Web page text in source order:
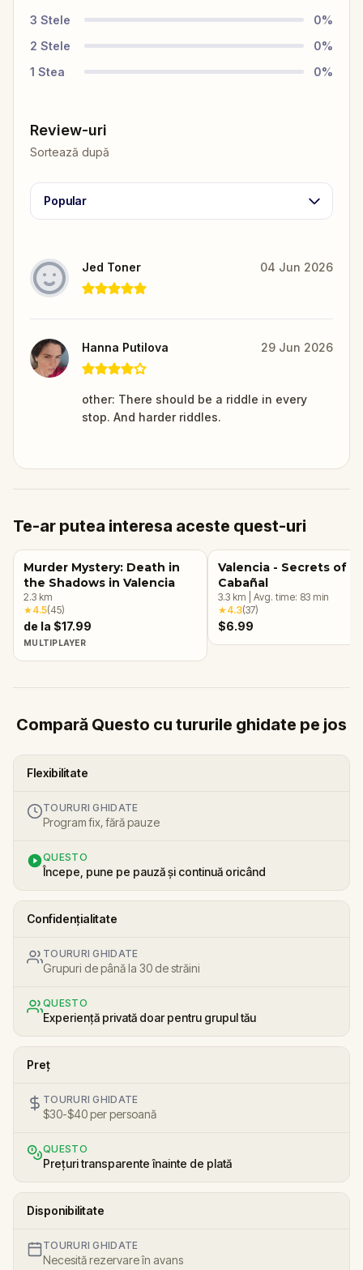
3 Stele 0%
2 Stele 0%
1 Stea 0%
Review-uri
Sortează după
Popular
Jed Toner 04 Jun 2026
Hanna Putilova 29 Jun 2026
other: There should be a riddle in every
stop. And harder riddles.
Te-ar putea interesa aceste quest-uri
Murder Mystery: Death in
the Shadows in Valencia
2.3 km
★4.5(45)
de la $17.99
MULTIPLAYER
Valencia - Secrets of El
Cabañal
3.3 km Avg. time: 83 min
★4.3(37)
$6.99
Compară Questo cu tururile ghidate pe jos
Flexibilitate
TOURURI GHIDATE
Program fix, fără pauze
QUESTO
Începe, pune pe pauză și continuă oricând
Confidențialitate
TOURURI GHIDATE
Grupuri de până la 30 de străini
QUESTO
Experiență privată doar pentru grupul tău
Preț
TOURURI GHIDATE
$30-$40 per persoană
QUESTO
Prețuri transparente înainte de plată
Disponibilitate
TOURURI GHIDATE
Necesită rezervare în avans